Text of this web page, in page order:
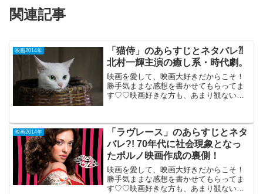
関連記事
映画2014年
「猫侍」のあらすじとネタバレ⁈
北村一輝主演の癒し系・時代劇。
映画を愛して、映画大好きだからこそ！
勝手気ままな感想を書かせてもらってま
す♡♡映画好きな方も、あまり観ない方
主演の癒し系、時代劇。猫好きと犬好き
の対立す...
映画2014年
「ラヴレース」のあらすじとネタ
バレ?! 70年代に社会現象となっ
たポルノ映画作成の裏側！
映画を愛して、映画大好きだからこそ！
勝手気ままな感想を書かせてもらってま
す♡♡映画好きな方も、あまり観ない方